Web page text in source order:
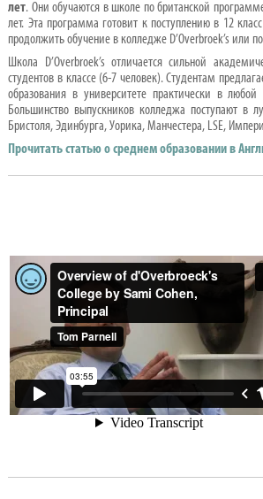
лет. Они обучаются в школе по британской
лет. Эта программа готовит к поступлению в 12
продолжить обучение в колледже D’Overbroek’s
Школа D’Overbroek’s отличается сильной
студентов в классе (6-7 человек). Студентам
образования в университете практически в
Большинство выпускников колледжа поступают в
Бристоля, Эдинбурга, Уорика, Манчестера, LSE,
Прочитать статью о среднем образовании в